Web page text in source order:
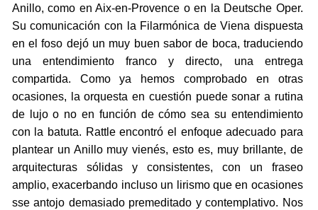
Anillo, como en Aix-en-Provence o en la Deutsche Oper.
Su comunicación con la Filarmónica de Viena dispuesta
en el foso dejó un muy buen sabor de boca, traduciendo
una entendimiento franco y directo, una entrega
compartida. Como ya hemos comprobado en otras
ocasiones, la orquesta en cuestión puede sonar a rutina
de lujo o no en función de cómo sea su entendimiento
con la batuta. Rattle encontró el enfoque adecuado para
plantear un Anillo muy vienés, esto es, muy brillante, de
arquitecturas sólidas y consistentes, con un fraseo
amplio, exacerbando incluso un lirismo que en ocasiones
sse antojo demasiado premeditado y contemplativo. Nos